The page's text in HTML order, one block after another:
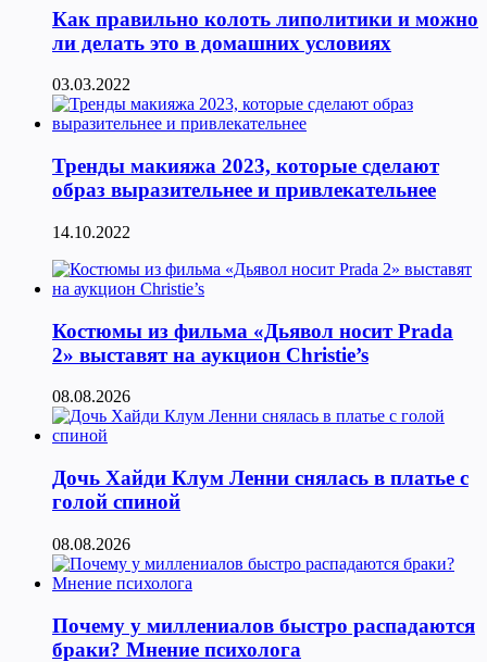
Как правильно колоть липолитики и можно
ли делать это в домашних условиях
03.03.2022
Тренды макияжа 2023, которые сделают
образ выразительнее и привлекательнее
14.10.2022
Костюмы из фильма «Дьявол носит Prada
2» выставят на аукцион Christie’s
08.08.2026
Дочь Хайди Клум Ленни снялась в платье с
голой спиной
08.08.2026
Почему у миллениалов быстро распадаются
браки? Мнение психолога